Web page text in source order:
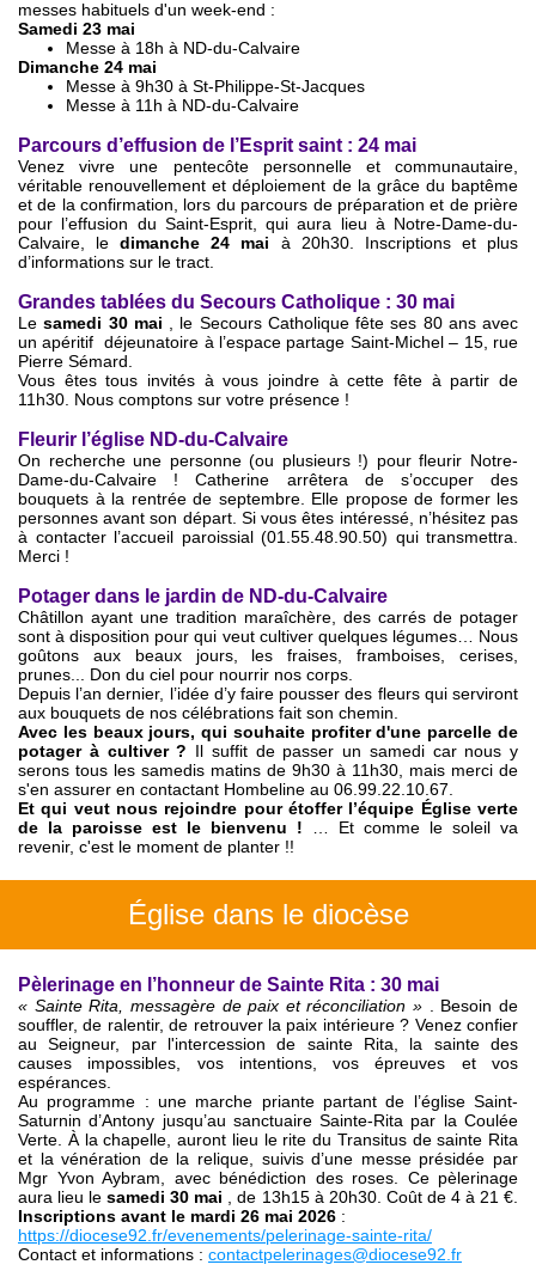
messes habituels d'un week-end :
Samedi 23 mai
Messe à 18h à ND-du-Calvaire
Dimanche 24 mai
Messe à 9h30 à St-Philippe-St-Jacques
Messe à 11h à ND-du-Calvaire
Parcours d’effusion de l’Esprit saint : 24 mai
Venez vivre une pentecôte personnelle et communautaire,
véritable renouvellement et déploiement de la grâce du baptême
et de la confirmation, lors du parcours de préparation et de prière
pour l’effusion du Saint-Esprit, qui aura lieu à Notre-Dame-du-
Calvaire, ledimanche 24 mai à 20h30. Inscriptions et plus
d’informations sur le tract.
Grandes tablées du Secours Catholique : 30 mai
Lesamedi 30 mai , le Secours Catholique fête ses 80 ans avec
un apéritif déjeunatoire à l’espace partage Saint-Michel – 15, rue
Pierre Sémard.
Vous êtes tous invités à vous joindre à cette fête à partir de
11h30. Nous comptons sur votre présence !
Fleurir l’église ND-du-Calvaire
On recherche une personne (ou plusieurs !) pour fleurir Notre-
Dame-du-Calvaire ! Catherine arrêtera de s’occuper des
bouquets à la rentrée de septembre. Elle propose de former les
personnes avant son départ. Si vous êtes intéressé, n’hésitez pas
à contacter l’accueil paroissial (01.55.48.90.50) qui transmettra.
Merci !
Potager dans le jardin de ND-du-Calvaire
Châtillon ayant une tradition maraîchère, des carrés de potager
sont à disposition pour qui veut cultiver quelques légumes… Nous
goûtons aux beaux jours, les fraises, framboises, cerises,
prunes... Don du ciel pour nourrir nos corps.
Depuis l’an dernier, l’idée d’y faire pousser des fleurs qui serviront
aux bouquets de nos célébrations fait son chemin.
Avec les beaux jours, qui souhaite profiter d'une parcelle de
potager à cultiver ? Il suffit de passer un samedi car nous y
serons tous les samedis matins de 9h30 à 11h30, mais merci de
s'en assurer en contactant Hombeline au 06.99.22.10.67.
Et qui veut nous rejoindre pour étoffer l’équipe Église verte
de la paroisse est le bienvenu ! … Et comme le soleil va
revenir, c'est le moment de planter !!
Église dans le diocèse
Pèlerinage en l’honneur de Sainte Rita : 30 mai
« Sainte Rita, messagère de paix et réconciliation » . Besoin de
souffler, de ralentir, de retrouver la paix intérieure ? Venez confier
au Seigneur, par l'intercession de sainte Rita, la sainte des
causes impossibles, vos intentions, vos épreuves et vos
espérances.
Au programme : une marche priante partant de l’église Saint-
Saturnin d’Antony jusqu’au sanctuaire Sainte-Rita par la Coulée
Verte. À la chapelle, auront lieu le rite du Transitus de sainte Rita
et la vénération de la relique, suivis d’une messe présidée par
Mgr Yvon Aybram, avec bénédiction des roses. Ce pèlerinage
aura lieu le samedi 30 mai , de 13h15 à 20h30. Coût de 4 à 21 €.
Inscriptions avant le mardi 26 mai 2026 :
https://diocese92.fr/evenements/pelerinage-sainte-rita/
Contact et informations : contactpelerinages@diocese92.fr